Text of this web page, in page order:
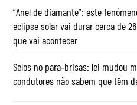
“Anel de diamante”: este
eclipse solar vai durar cerca de
que vai acontecer
Selos no para‑brisas: lei mudou
condutores não sabem que têm